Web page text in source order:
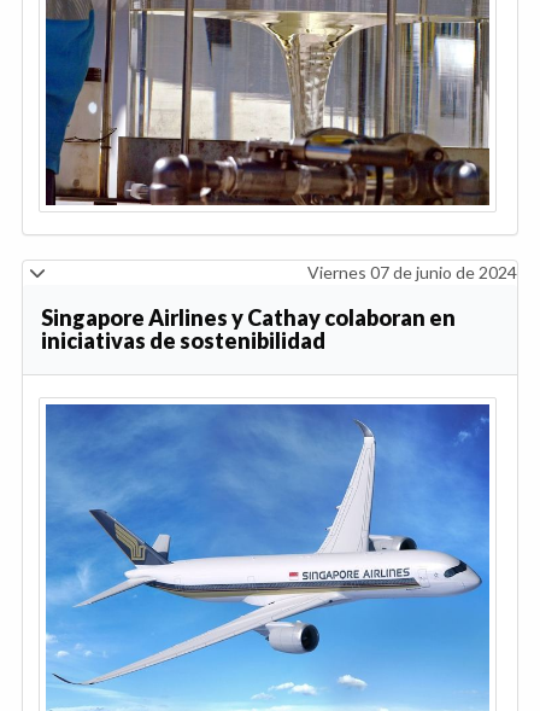
Viernes 07 de junio de 2024
Singapore Airlines y Cathay colaboran en
iniciativas de sostenibilidad